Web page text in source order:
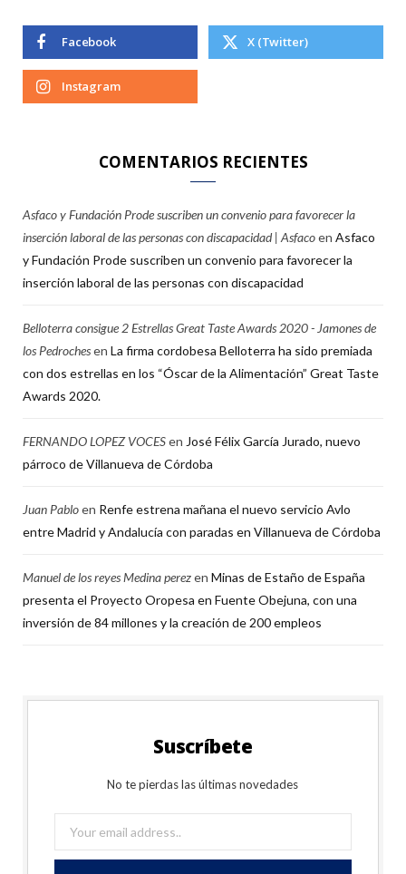
Facebook X (Twitter)
Instagram
COMENTARIOS RECIENTES
Asfaco y Fundación Prode suscriben un convenio para favorecer la
inserción laboral de las personas con discapacidad | Asfacoen Asfaco
y Fundación Prode suscriben un convenio para favorecer la
inserción laboral de las personas con discapacidad
Belloterra consigue 2 Estrellas Great Taste Awards 2020 - Jamones de
los Pedrochesen La firma cordobesa Belloterra ha sido premiada
con dos estrellas en los “Óscar de la Alimentación” Great Taste
Awards 2020.
FERNANDO LOPEZ VOCESen José Félix García Jurado, nuevo
párroco de Villanueva de Córdoba
Juan Pabloen Renfe estrena mañana el nuevo servicio Avlo
entre Madrid y Andalucía con paradas en Villanueva de Córdoba
Manuel de los reyes Medina perezen Minas de Estaño de España
presenta el Proyecto Oropesa en Fuente Obejuna, con una
inversión de 84 millones y la creación de 200 empleos
Suscríbete
No te pierdas las últimas novedades